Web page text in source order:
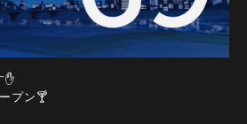
プン🍸